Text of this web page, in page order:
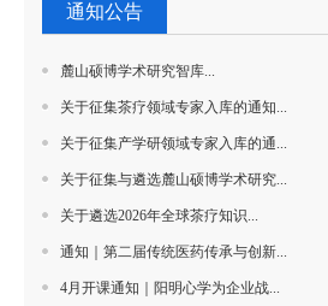
通知公告
麓山硕博学术研究智库...
关于征集茶疗领域专家入库的通知...
关于征集产学研领域专家入库的通...
关于征集与遴选麓山硕博学术研究...
关于遴选2026年全球茶疗知识...
通知｜第二届传统医药传承与创新...
4月开课通知｜阳明心学为企业战...